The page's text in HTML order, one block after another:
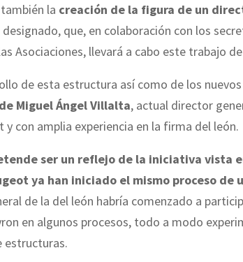
la creación de la figura de un
que, en colaboración con los
Asociaciones, llevará a cabo este trabajo
de esta estructura así como de los
Miguel Ángel Villalta, actual director
y con amplia experiencia en la firma del león.
ser un reflejo de la iniciativa vista
ya han iniciado el mismo proceso de
de la del león habría comenzado a
en algunos procesos, todo a modo
estructuras.